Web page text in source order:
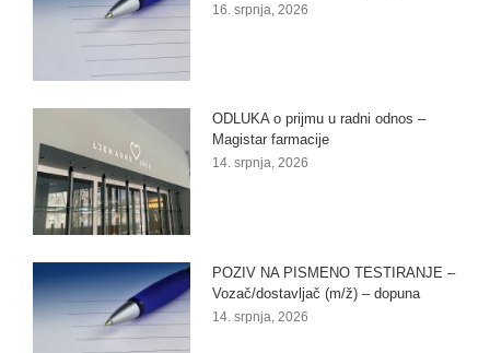
16. srpnja, 2026
ODLUKA o prijmu u radni odnos –
Magistar farmacije
14. srpnja, 2026
POZIV NA PISMENO TESTIRANJE –
Vozač/dostavljač (m/ž) – dopuna
14. srpnja, 2026